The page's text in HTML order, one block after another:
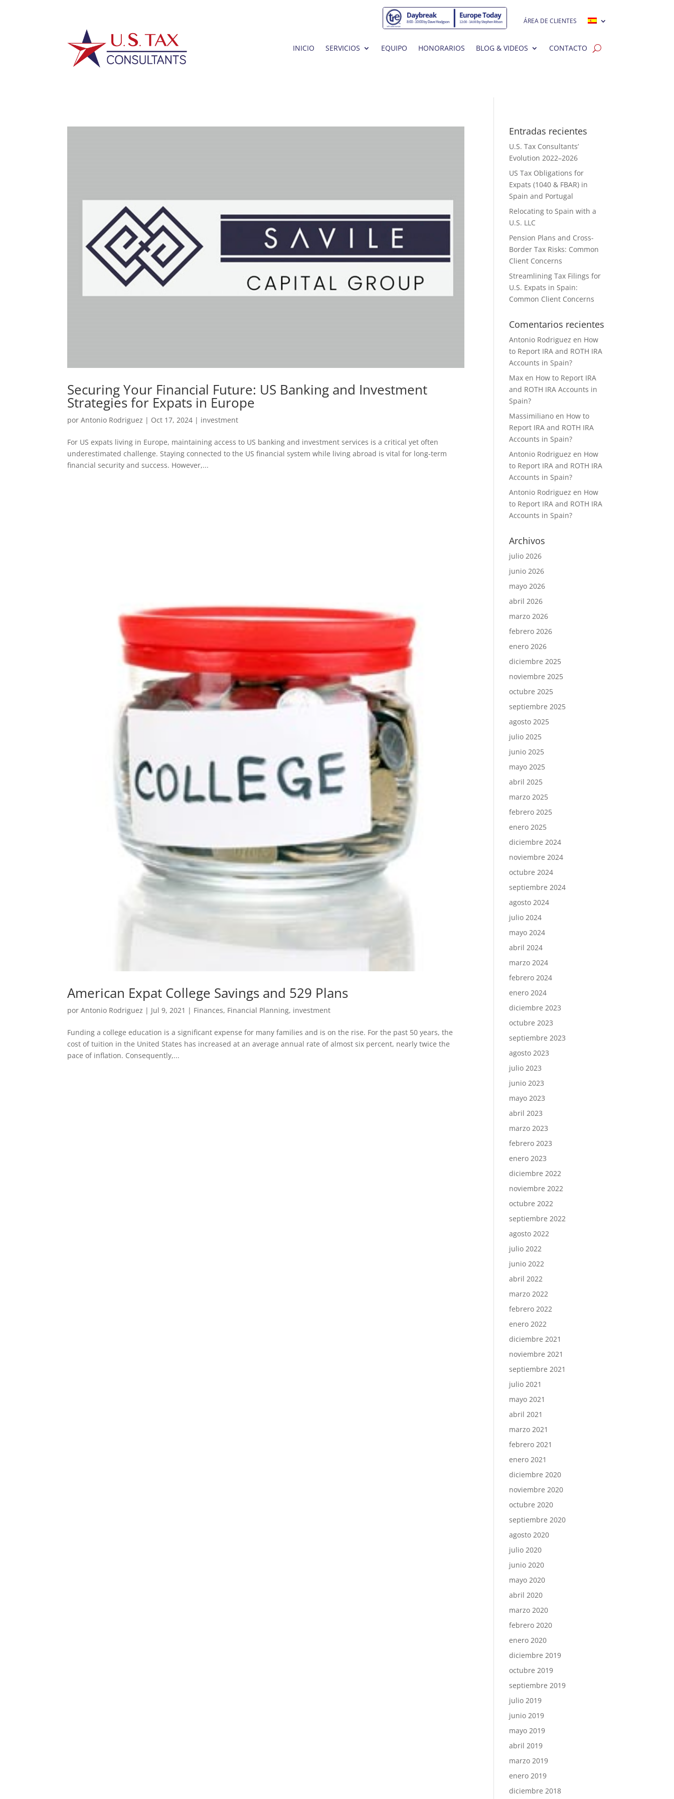
ÁREA DE CLIENTES
INICIO SERVICIOS EQUIPO HONORARIOS BLOG & VIDEOS CONTACTO
Securing Your Financial Future: US Banking and Investment
Strategies for Expats in Europe
porAntonio Rodriguez | Oct 17, 2024 | investment
For US expats living in Europe, maintaining access to US banking and investment services is a critical yet often
underestimated challenge. Staying connected to the US financial system while living abroad is vital for long-term
financial security and success. However,...
American Expat College Savings and 529 Plans
porAntonio Rodriguez | Jul 9, 2021 | Finances, Financial Planning, investment
Funding a college education is a significant expense for many families and is on the rise. For the past 50 years, the
cost of tuition in the United States has increased at an average annual rate of almost six percent, nearly twice the
pace of inflation. Consequently,...
Entradas recientes
U.S. Tax Consultants’
Evolution 2022–2026
US Tax Obligations for
Expats (1040 & FBAR) in
Spain and Portugal
Relocating to Spain with a
U.S. LLC
Pension Plans and Cross-
Border Tax Risks: Common
Client Concerns
Streamlining Tax Filings for
U.S. Expats in Spain:
Common Client Concerns
Comentarios recientes
Antonio Rodriguez en How
to Report IRA and ROTH IRA
Accounts in Spain?
Max en How to Report IRA
and ROTH IRA Accounts in
Spain?
Massimiliano en How to
Report IRA and ROTH IRA
Accounts in Spain?
Antonio Rodriguez en How
to Report IRA and ROTH IRA
Accounts in Spain?
Antonio Rodriguez en How
to Report IRA and ROTH IRA
Accounts in Spain?
Archivos
julio 2026
junio 2026
mayo 2026
abril 2026
marzo 2026
febrero 2026
enero 2026
diciembre 2025
noviembre 2025
octubre 2025
septiembre 2025
agosto 2025
julio 2025
junio 2025
mayo 2025
abril 2025
marzo 2025
febrero 2025
enero 2025
diciembre 2024
noviembre 2024
octubre 2024
septiembre 2024
agosto 2024
julio 2024
mayo 2024
abril 2024
marzo 2024
febrero 2024
enero 2024
diciembre 2023
octubre 2023
septiembre 2023
agosto 2023
julio 2023
junio 2023
mayo 2023
abril 2023
marzo 2023
febrero 2023
enero 2023
diciembre 2022
noviembre 2022
octubre 2022
septiembre 2022
agosto 2022
julio 2022
junio 2022
abril 2022
marzo 2022
febrero 2022
enero 2022
diciembre 2021
noviembre 2021
septiembre 2021
julio 2021
mayo 2021
abril 2021
marzo 2021
febrero 2021
enero 2021
diciembre 2020
noviembre 2020
octubre 2020
septiembre 2020
agosto 2020
julio 2020
junio 2020
mayo 2020
abril 2020
marzo 2020
febrero 2020
enero 2020
diciembre 2019
octubre 2019
septiembre 2019
julio 2019
junio 2019
mayo 2019
abril 2019
marzo 2019
enero 2019
diciembre 2018